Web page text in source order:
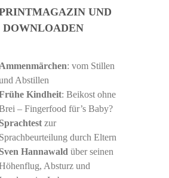
UND
Ammenmärchen: vom Stillen
Abstillen
Kindheit: Beikost ohne
– Fingerfood für’s Baby?
Sprachtest zur
Sprachbeurteilung durch Eltern
Sven Hannawald über seinen
Absturz und